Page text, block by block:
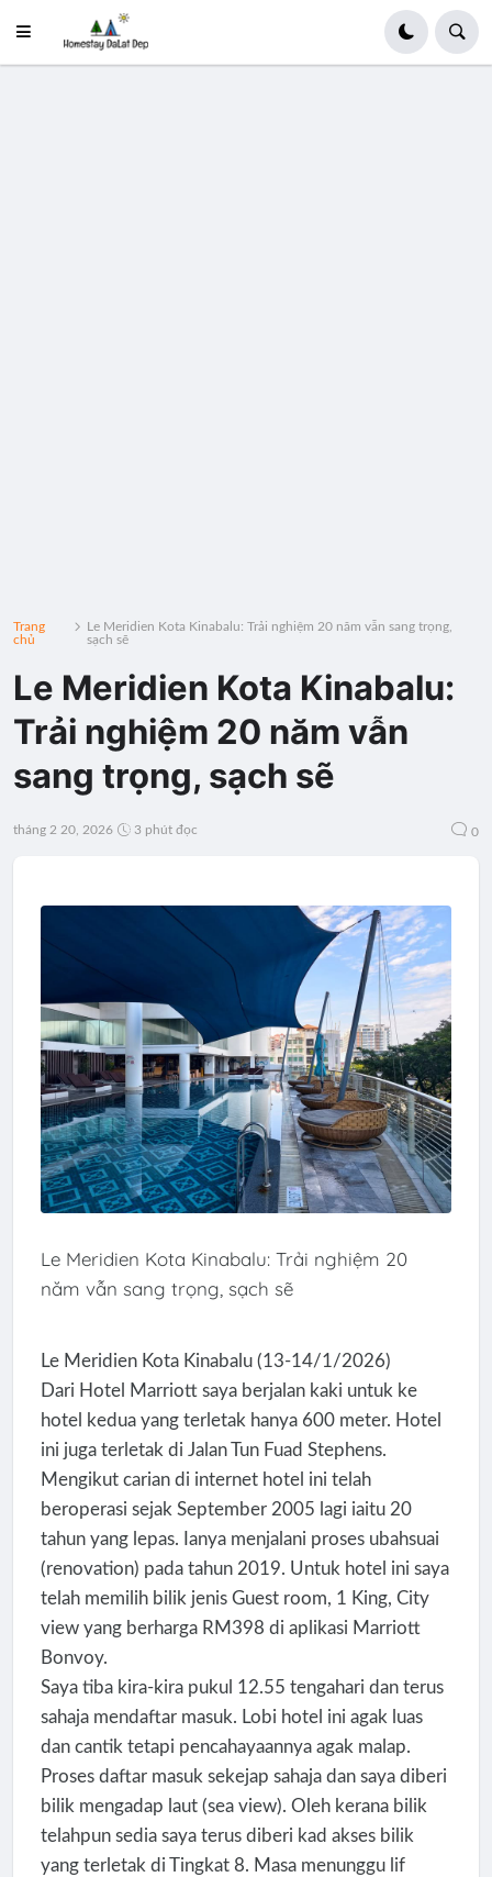
Trang
chủ
Le Meridien Kota Kinabalu: Trải nghiệm 20 năm vẫn sang trọng,
sạch sẽ
Le Meridien Kota Kinabalu:
Trải nghiệm 20 năm vẫn
sang trọng, sạch sẽ
tháng 2 20, 2026 3 phút đọc 0
Le Meridien Kota Kinabalu: Trải nghiệm 20
năm vẫn sang trọng, sạch sẽ
Le Meridien Kota Kinabalu (13-14/1/2026)
Dari Hotel Marriott saya berjalan kaki untuk ke
hotel kedua yang terletak hanya 600 meter. Hotel
ini juga terletak di Jalan Tun Fuad Stephens.
Mengikut carian di internet hotel ini telah
beroperasi sejak September 2005 lagi iaitu 20
tahun yang lepas. Ianya menjalani proses ubahsuai
(renovation) pada tahun 2019. Untuk hotel ini saya
telah memilih bilik jenis Guest room, 1 King, City
view yang berharga RM398 di aplikasi Marriott
Bonvoy.
Saya tiba kira-kira pukul 12.55 tengahari dan terus
sahaja mendaftar masuk. Lobi hotel ini agak luas
dan cantik tetapi pencahayaannya agak malap.
Proses daftar masuk sekejap sahaja dan saya diberi
bilik mengadap laut (sea view). Oleh kerana bilik
telahpun sedia saya terus diberi kad akses bilik
yang terletak di Tingkat 8. Masa menunggu lif